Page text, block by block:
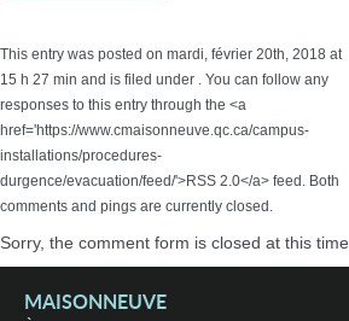
This entry was posted on mardi, février 20th, 2018 at
15 h 27 min and is filed under . You can follow any
responses to this entry through the <a
href='https://www.cmaisonneuve.qc.ca/campus-
installations/procedures-
durgence/evacuation/feed/'>RSS 2.0</a> feed. Both
comments and pings are currently closed.
Sorry, the comment form is closed at this time.
MAISONNEUVE